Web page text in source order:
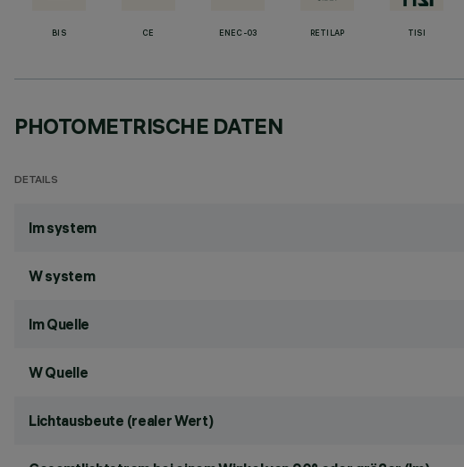
BIS CE ENEC-03 RETILAP TISI
PHOTOMETRISCHE DATEN
DETAILS
lm system
W system
lm Quelle
W Quelle
Lichtausbeute (realer Wert)